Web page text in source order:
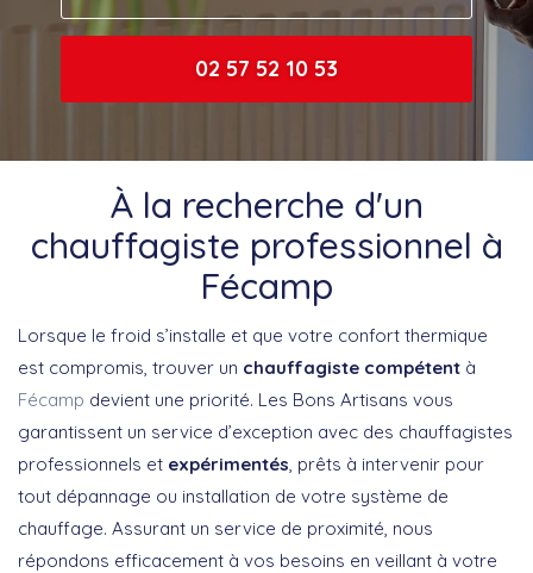
02 57 52 10 53
À la recherche d'un
chauffagiste professionnel à
Fécamp
Lorsque le froid s’installe et que votre confort thermique
est compromis, trouver un chauffagiste compétent à
Fécamp devient une priorité. Les Bons Artisans vous
garantissent un service d’exception avec des chauffagistes
professionnels et expérimentés , prêts à intervenir pour
tout dépannage ou installation de votre système de
chauffage. Assurant un service de proximité, nous
répondons efficacement à vos besoins en veillant à votre